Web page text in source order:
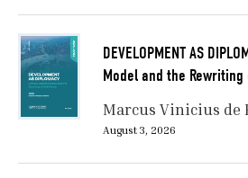
DEVELOPMENT AS
Model and the
Marcus Vinicius de
August 3, 2026